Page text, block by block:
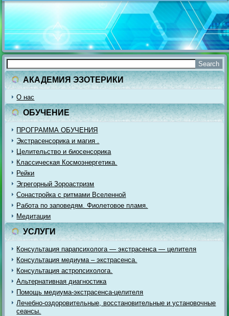
АКАДЕМИЯ ЭЗОТЕРИКИ
О нас
ОБУЧЕНИЕ
ПРОГРАММА ОБУЧЕНИЯ
Экстрасенсорика и магия .
Целительство и биосенсорика
Классическая Космоэнергетика.
Рейки
Эгрегорный Зороастризм
Сонастройка с ритмами Вселенной
Работа по заповедям. Фиолетовое пламя.
Медитации
УСЛУГИ
Консультация парапсихолога — экстрасенса — целителя
Консультация медиума – экстрасенса.
Консультация астропсихолога.
Альтернативная диагностика
Помощь медиума-экстрасенса-целителя
Лечебно-оздоровительные, восстановительные и установочные
сеансы.